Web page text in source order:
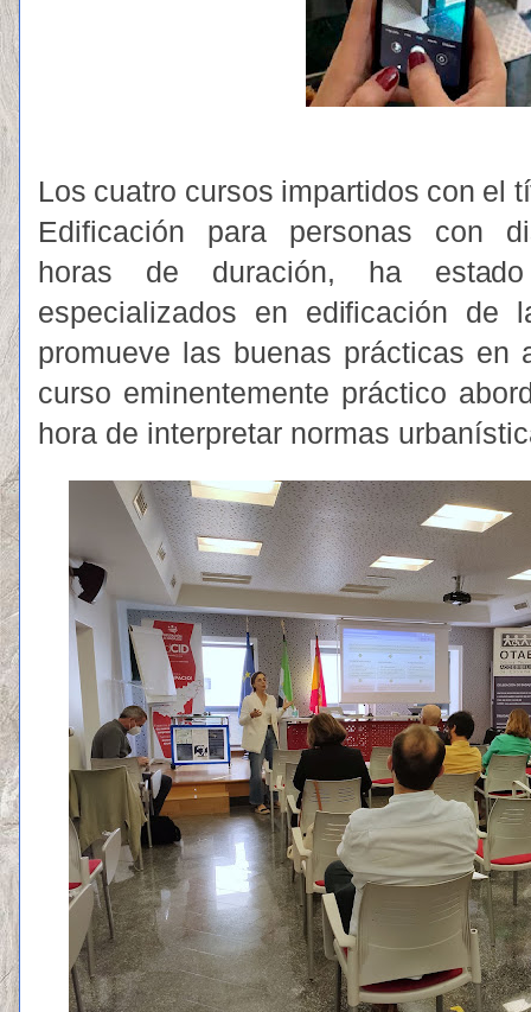
Los cuatro cursos impartidos con el tí
Edificación para personas con
horas
de duración, ha estado
especializados en edificación de
promueve las buenas prácticas en
curso eminentemente práctico abo
hora de interpretar normas urbaní